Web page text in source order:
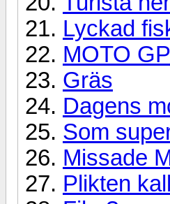
Lyckad
MOTO GP
Gräs
Dagens
Som
Missade
Plikten